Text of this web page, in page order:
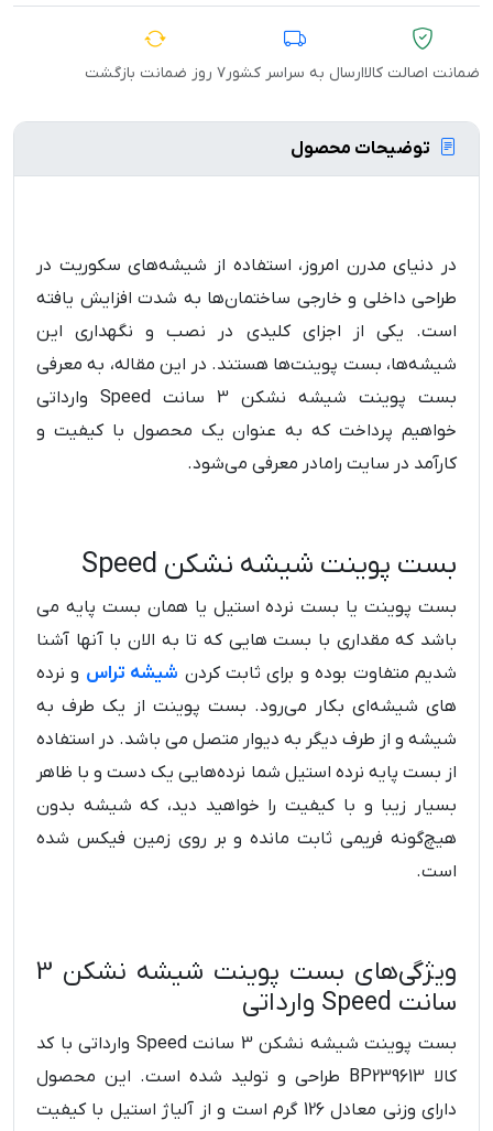
ضمانت اصالت کالاارسال به سراسر کشور۷ روز ضمانت بازگشت
توضیحات محصول
در دنیای مدرن امروز، استفاده از شیشه‌های سکوریت در
طراحی داخلی و خارجی ساختمان‌ها به شدت افزایش یافته
است. یکی از اجزای کلیدی در نصب و نگهداری این
شیشه‌ها، بست پوینت‌ها هستند. در این مقاله، به معرفی
بست پوینت شیشه نشکن 3 سانت Speed وارداتی
خواهیم پرداخت که به عنوان یک محصول با کیفیت و
کارآمد در سایت رامادر معرفی می‌شود.
بست پوینت شیشه نشکن Speed
بست پوینت یا بست نرده استیل یا همان بست پایه می
باشد که مقداری با بست هایی که تا به الان با آنها آشنا
شدیم متفاوت بوده و برای ثابت کردن شیشه تراس و نرده
های شیشه‌ای بکار می‌رود. بست پوینت از یک طرف به
شیشه و از طرف دیگر به دیوار متصل می باشد. در استفاده
از بست پایه نرده استیل شما نرده‌هایی یک دست و با ظاهر
بسیار زیبا و با کیفیت را خواهید دید، که شیشه بدون
هیچ‌گونه فریمی ثابت مانده و بر روی زمین فیکس شده
است.
ویژگی‌های بست پوینت شیشه نشکن 3
سانت Speed وارداتی
بست پوینت شیشه نشکن 3 سانت Speed وارداتی با کد
کالا BP239613 طراحی و تولید شده است. این محصول
دارای وزنی معادل 126 گرم است و از آلیاژ استیل با کیفیت